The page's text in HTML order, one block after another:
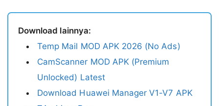
Download lainnya:
Temp Mail MOD APK 2026 (No Ads)
CamScanner MOD APK (Premium
Unlocked) Latest
Download Huawei Manager V1-V7 APK